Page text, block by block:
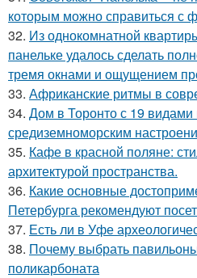
которым можно справиться с
32. Из однокомнатной
панельке удалось сделать
тремя окнами и ощущением
33. Африканские ритмы в
34. Дом в Торонто с 19 видами
средиземноморским
35. Кафе в красной поляне:
архитектурой пространства.
36. Какие основные
Петербурга рекомендуют
37. Есть ли в Уфе
38. Почему выбрать
поликарбоната